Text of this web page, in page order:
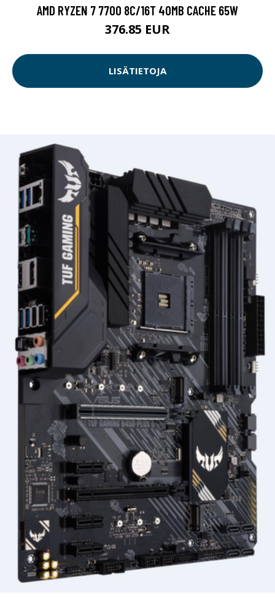
AMD RYZEN 7 7700 8C/16T 40MB CACHE 65W
376.85 EUR
LISÄTIETOJA